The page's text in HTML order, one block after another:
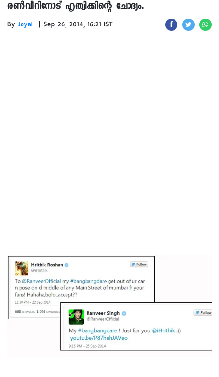
രൺവീറിനോട് ഹൃത്വിക്കിന്റെ ചോദ്യം.
By Joyal | Sep 26, 2014, 16:21 IST